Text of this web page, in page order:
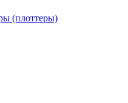
(плоттеры)